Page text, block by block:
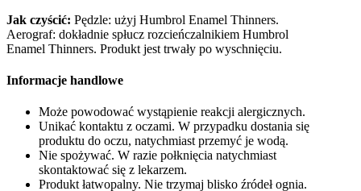
Jak czyścić: Pędzle: użyj Humbrol Enamel Thinners.
Aerograf: dokładnie spłucz rozcieńczalnikiem Humbrol
Enamel Thinners. Produkt jest trwały po wyschnięciu.
Informacje handlowe
Może powodować wystąpienie reakcji alergicznych.
Unikać kontaktu z oczami. W przypadku dostania się
produktu do oczu, natychmiast przemyć je wodą.
Nie spożywać. W razie połknięcia natychmiast
skontaktować się z lekarzem.
Produkt łatwopalny. Nie trzymaj blisko źródeł ognia.